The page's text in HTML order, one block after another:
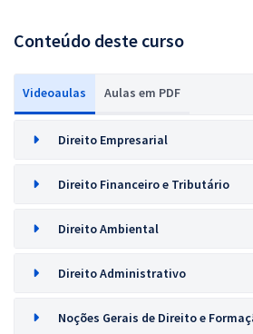
Conteúdo deste curso
Videoaulas Aulas em PDF
Direito Empresarial
Direito Financeiro e Tributário
Direito Ambiental
Direito Administrativo
Noções Gerais de Direito e